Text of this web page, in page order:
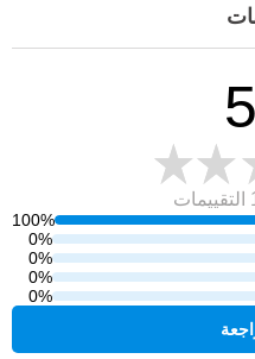
100%
0%
0%
0%
0%
التقييمات